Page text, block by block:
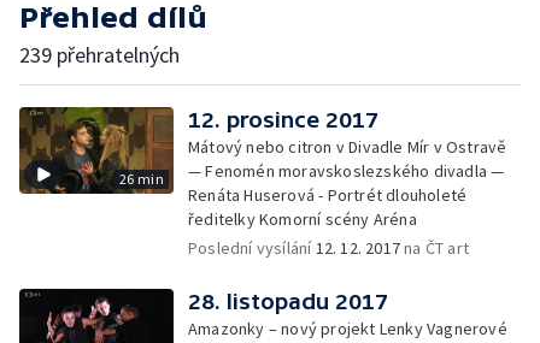
Přehled dílů
239 přehratelných
26 min
12. prosince 2017
Mátový nebo citron v Divadle Mír v Ostravě
— Fenomén moravskoslezského divadla —
Renáta Huserová - Portrét dlouholeté
ředitelky Komorní scény Aréna
Poslední vysílání12. 12. 2017na ČT art
28. listopadu 2017
Amazonky – nový projekt Lenky Vagnerové